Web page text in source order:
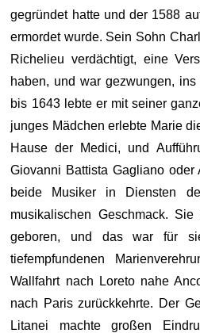
gegründet hatte und der 1588
ermordet wurde. Sein Sohn
Richelieu verdächtigt, eine
haben, und war gezwungen,
bis 1643 lebte er mit seiner
junges Mädchen erlebte Marie
Hause der Medici, und
Giovanni Battista Gagliano
beide Musiker in Diensten
musikalischen Geschmack.
geboren, und das war für
tiefempfundenen
Wallfahrt nach Loreto nahe
nach Paris zurückkehrte. Der
Litanei machte großen